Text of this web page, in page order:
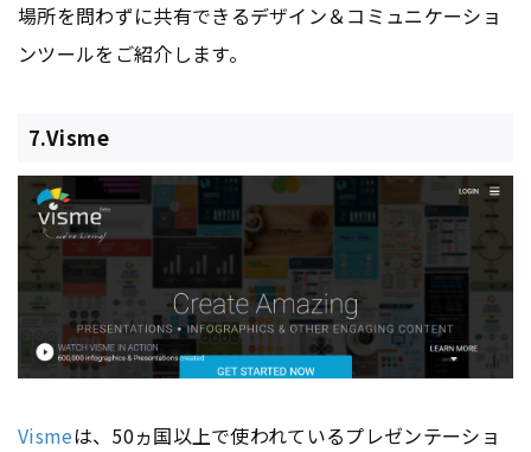
場所を問わずに共有できるデザイン＆コミュニケーショ
ンツールをご紹介します。
7.Visme
Vismeは、50ヵ国以上で使われているプレゼンテーショ